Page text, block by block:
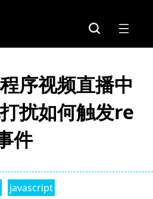
序视频直播中
扰如何触发re
件
javascript